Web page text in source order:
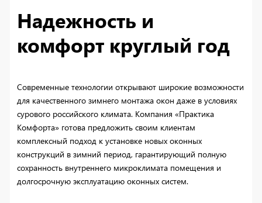
Надежность и
комфорт круглый год
Современные технологии открывают широкие возможности
для качественного зимнего монтажа окон даже в условиях
сурового российского климата. Компания «Практика
Комфорта» готова предложить своим клиентам
комплексный подход к установке новых оконных
конструкций в зимний период, гарантирующий полную
сохранность внутреннего микроклимата помещения и
долгосрочную эксплуатацию оконных систем.